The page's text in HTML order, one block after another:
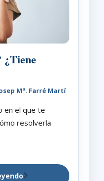
¿Tiene
Mª. Farré Martí
en el que te
resolverla